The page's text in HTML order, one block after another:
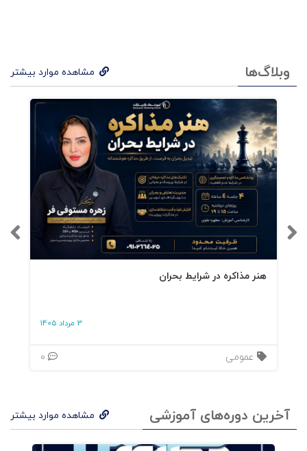
به شرایطی که در آن هستیم خو بگیریم؛ اگر قدرت
به رؤیاهایمان دست پیدا نمی کنیم.
وبلاگ‌ها مشاهده موارد بیشتر
هنر مذاکره در شرایط بحران
3 مرداد 1405
عمومی
آخرین دوره‌های آموزشی مشاهده موارد بیشتر